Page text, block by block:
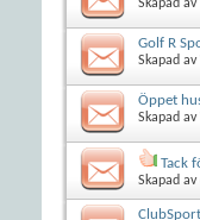
Skapad av
Golf R
Skapad av
Öppet
Skapad av
Tack
Skapad av